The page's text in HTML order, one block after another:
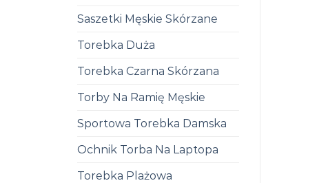
Saszetki Męskie Skórzane
Torebka Duża
Torebka Czarna Skórzana
Torby Na Ramię Męskie
Sportowa Torebka Damska
Ochnik Torba Na Laptopa
Torebka Plażowa